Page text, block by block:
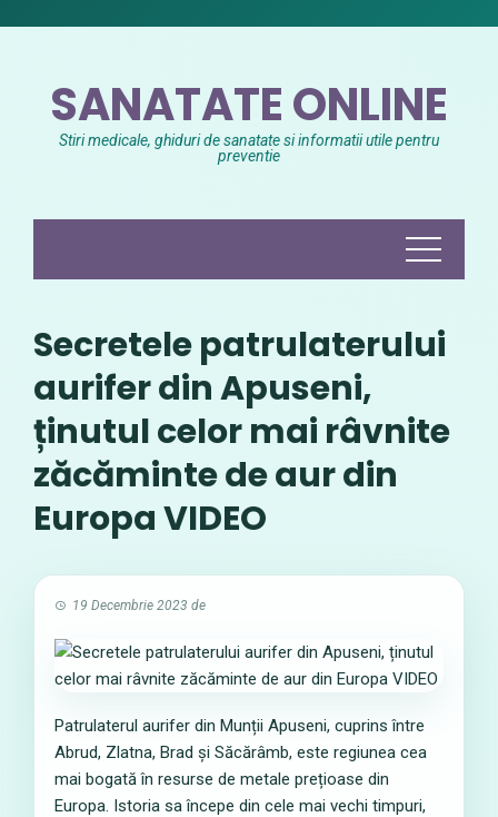
SANATATE ONLINE
Stiri medicale, ghiduri de sanatate si informatii utile pentru
preventie
Secretele patrulaterului
aurifer din Apuseni,
ținutul celor mai râvnite
zăcăminte de aur din
Europa VIDEO
19 Decembrie 2023 de
Patrulaterul aurifer din Munții Apuseni, cuprins între
Abrud, Zlatna, Brad și Săcărâmb, este regiunea cea
mai bogată în resurse de metale prețioase din
Europa. Istoria sa începe din cele mai vechi timpuri,